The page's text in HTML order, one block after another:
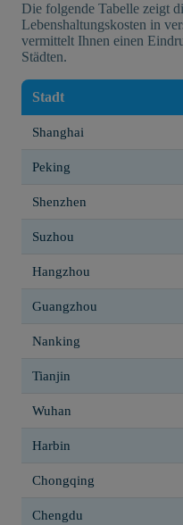
Die folgende Tabelle zeigt
Lebenshaltungskosten in
vermittelt Ihnen einen
Städten.
Stadt
Shanghai
Peking
Shenzhen
Suzhou
Hangzhou
Guangzhou
Nanking
Tianjin
Wuhan
Harbin
Chongqing
Chengdu